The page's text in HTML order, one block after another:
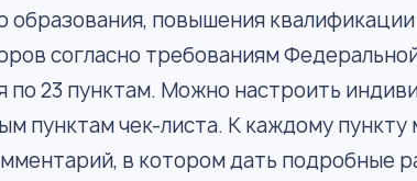
образования, повышения
согласно требованиям
по 23 пунктам. Можно настроить
пунктам чек-листа. К каждому
в котором дать подробные